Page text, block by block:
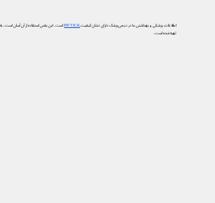
اطلاعات پزشکی و بهداشتی ما در دیجی‌پزشک دارای نشان کیفیتPIF TICKاست. این یعنی استفاده از آن آسان است،
تهیه شده است.